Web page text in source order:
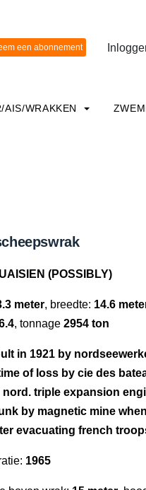
AIS/WRAKKEN
(POSSIBLY)
meter, breedte: 14.6
, tonnage 2954 ton
in 1921 by
of loss by cie des
nord. triple expansion
by magnetic mine
evacuating french
1965